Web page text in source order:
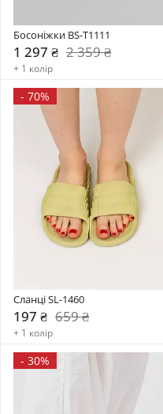
Босоніжки BS-T1111
1 297 ₴ 2 359 ₴
+ 1 колір
- 70%
Сланці SL-1460
197 ₴ 659 ₴
+ 1 колір
- 30%